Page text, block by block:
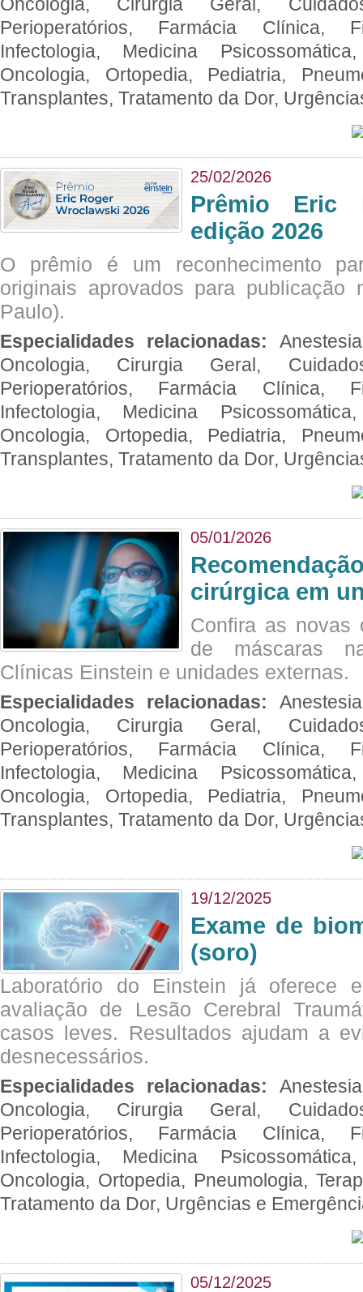
Perioperatórios, Farmácia Clínica,
Infectologia, Medicina
Oncologia, Ortopedia, Pediatria,
Transplantes, Tratamento da Dor,
25/02/2026
Prêmio Eric
edição 2026
O prêmio é um reconhecimento
originais aprovados para publicação
Paulo).
Especialidades relacionadas:
Oncologia, Cirurgia Geral,
Perioperatórios, Farmácia Clínica,
Infectologia, Medicina
Oncologia, Ortopedia, Pediatria,
Transplantes, Tratamento da Dor,
05/01/2026
cirúrgica em
Confira as novas
de máscaras
Clínicas Einstein e unidades externas.
Especialidades relacionadas:
Oncologia, Cirurgia Geral,
Perioperatórios, Farmácia Clínica,
Infectologia, Medicina
Oncologia, Ortopedia, Pediatria,
Transplantes, Tratamento da Dor,
19/12/2025
Exame de
(soro)
Laboratório do Einstein já oferece
avaliação de Lesão Cerebral
casos leves. Resultados ajudam a
desnecessários.
Especialidades relacionadas:
Oncologia, Cirurgia Geral,
Perioperatórios, Farmácia Clínica,
Infectologia, Medicina
Oncologia, Ortopedia, Pneumologia,
Tratamento da Dor, Urgências e
05/12/2025